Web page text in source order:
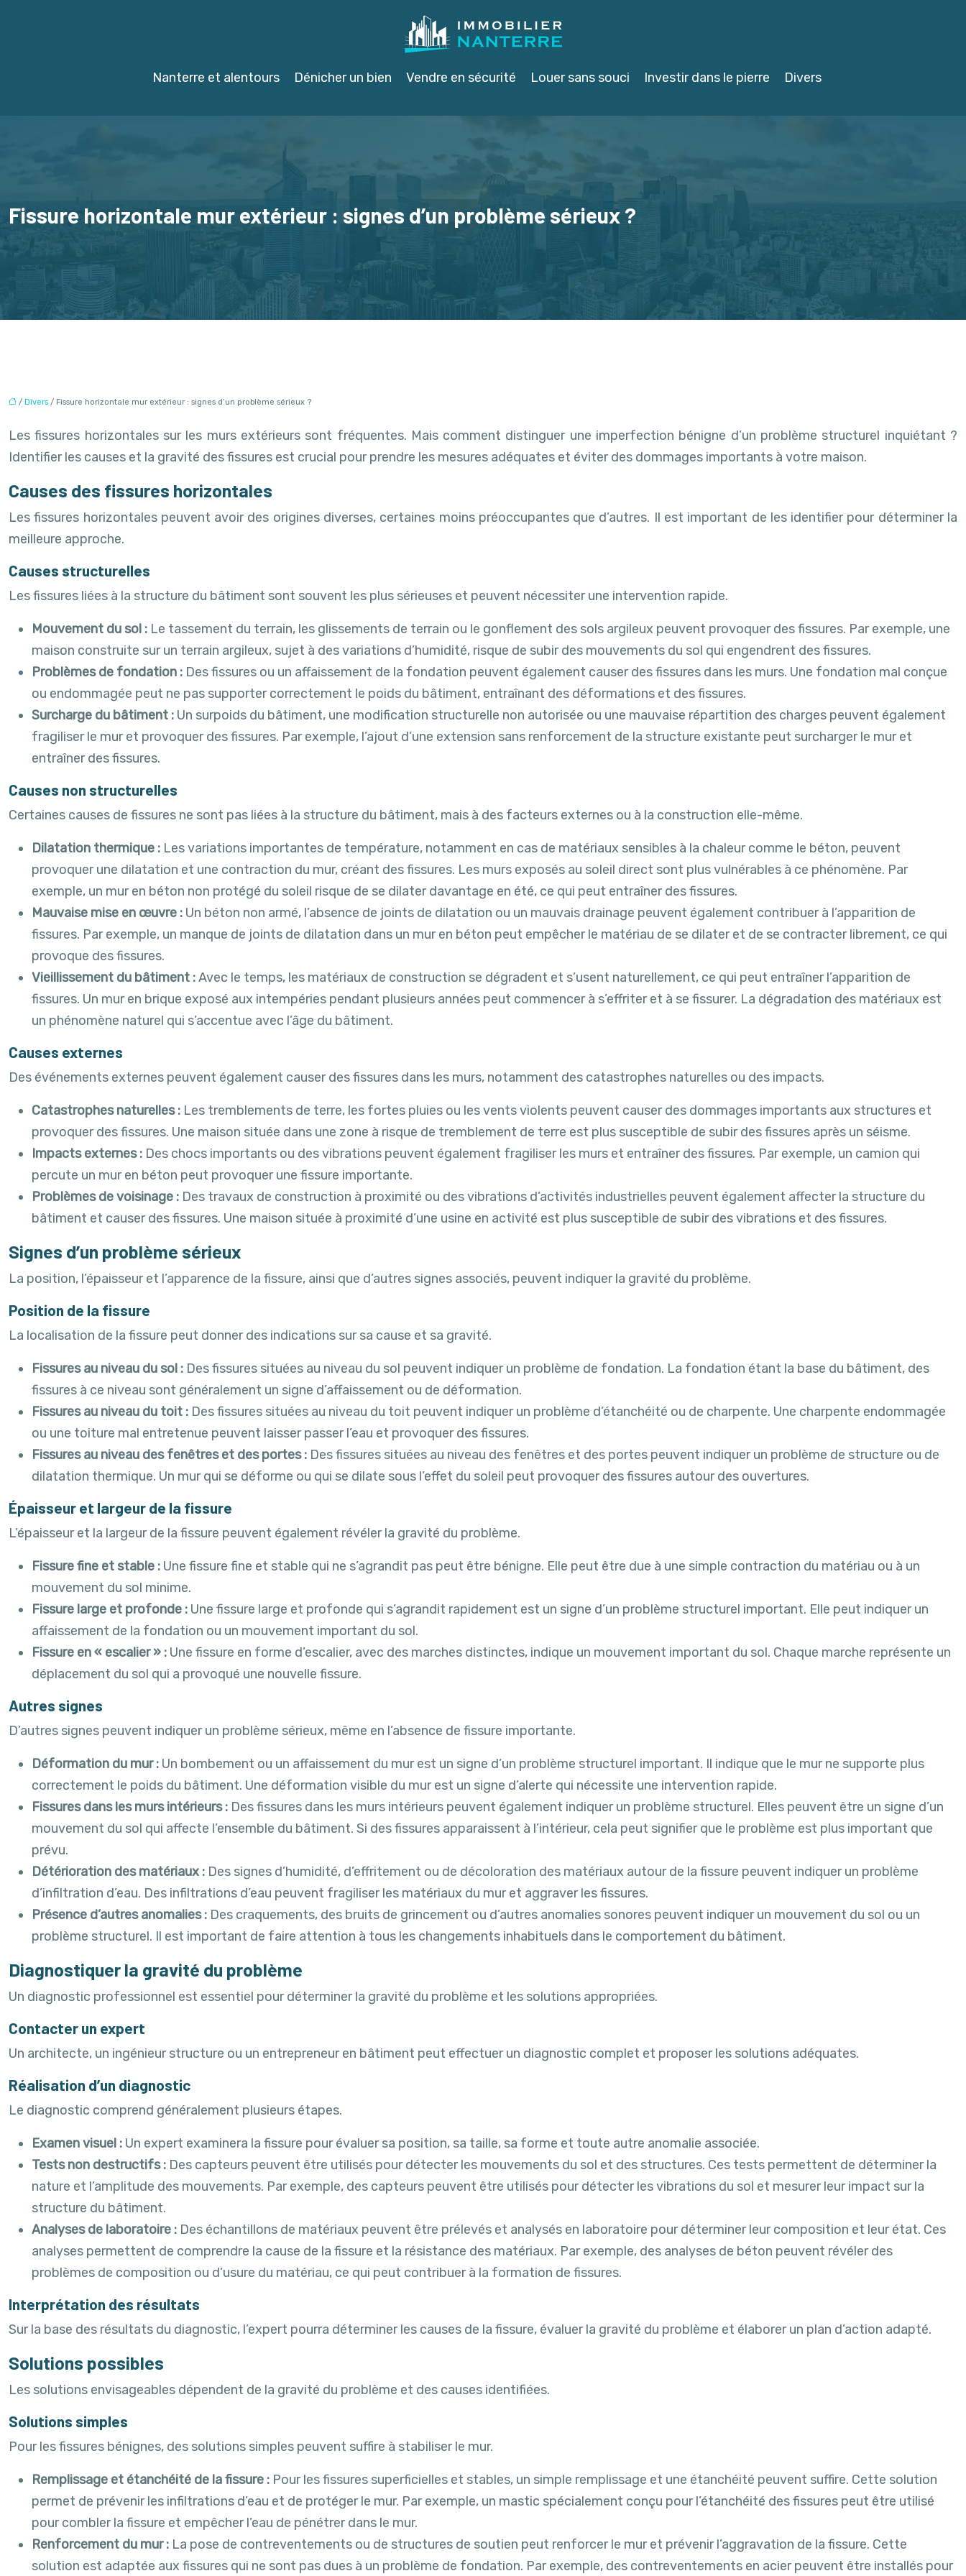
Nanterre et alentours Dénicher un bien Vendre en sécurité Louer sans souci Investir dans le pierre Divers
Fissure horizontale mur extérieur : signes d’un problème sérieux ?
/ Divers / Fissure horizontale mur extérieur : signes d’un problème sérieux ?
Les fissures horizontales sur les murs extérieurs sont fréquentes. Mais comment distinguer une imperfection bénigne d’un problème structurel inquiétant ?
Identifier les causes et la gravité des fissures est crucial pour prendre les mesures adéquates et éviter des dommages importants à votre maison.
Causes des fissures horizontales
Les fissures horizontales peuvent avoir des origines diverses, certaines moins préoccupantes que d’autres. Il est important de les identifier pour déterminer la
meilleure approche.
Causes structurelles
Les fissures liées à la structure du bâtiment sont souvent les plus sérieuses et peuvent nécessiter une intervention rapide.
Mouvement du sol : Le tassement du terrain, les glissements de terrain ou le gonflement des sols argileux peuvent provoquer des fissures. Par exemple, une
maison construite sur un terrain argileux, sujet à des variations d’humidité, risque de subir des mouvements du sol qui engendrent des fissures.
Problèmes de fondation : Des fissures ou un affaissement de la fondation peuvent également causer des fissures dans les murs. Une fondation mal conçue
ou endommagée peut ne pas supporter correctement le poids du bâtiment, entraînant des déformations et des fissures.
Surcharge du bâtiment : Un surpoids du bâtiment, une modification structurelle non autorisée ou une mauvaise répartition des charges peuvent également
fragiliser le mur et provoquer des fissures. Par exemple, l’ajout d’une extension sans renforcement de la structure existante peut surcharger le mur et
entraîner des fissures.
Causes non structurelles
Certaines causes de fissures ne sont pas liées à la structure du bâtiment, mais à des facteurs externes ou à la construction elle-même.
Dilatation thermique : Les variations importantes de température, notamment en cas de matériaux sensibles à la chaleur comme le béton, peuvent
provoquer une dilatation et une contraction du mur, créant des fissures. Les murs exposés au soleil direct sont plus vulnérables à ce phénomène. Par
exemple, un mur en béton non protégé du soleil risque de se dilater davantage en été, ce qui peut entraîner des fissures.
Mauvaise mise en œuvre : Un béton non armé, l’absence de joints de dilatation ou un mauvais drainage peuvent également contribuer à l’apparition de
fissures. Par exemple, un manque de joints de dilatation dans un mur en béton peut empêcher le matériau de se dilater et de se contracter librement, ce qui
provoque des fissures.
Vieillissement du bâtiment :Avec le temps, les matériaux de construction se dégradent et s’usent naturellement, ce qui peut entraîner l’apparition de
fissures. Un mur en brique exposé aux intempéries pendant plusieurs années peut commencer à s’effriter et à se fissurer. La dégradation des matériaux est
un phénomène naturel qui s’accentue avec l’âge du bâtiment.
Causes externes
Des événements externes peuvent également causer des fissures dans les murs, notamment des catastrophes naturelles ou des impacts.
Catastrophes naturelles : Les tremblements de terre, les fortes pluies ou les vents violents peuvent causer des dommages importants aux structures et
provoquer des fissures. Une maison située dans une zone à risque de tremblement de terre est plus susceptible de subir des fissures après un séisme.
Impacts externes : Des chocs importants ou des vibrations peuvent également fragiliser les murs et entraîner des fissures. Par exemple, un camion qui
percute un mur en béton peut provoquer une fissure importante.
Problèmes de voisinage : Des travaux de construction à proximité ou des vibrations d’activités industrielles peuvent également affecter la structure du
bâtiment et causer des fissures. Une maison située à proximité d’une usine en activité est plus susceptible de subir des vibrations et des fissures.
Signes d’un problème sérieux
La position, l’épaisseur et l’apparence de la fissure, ainsi que d’autres signes associés, peuvent indiquer la gravité du problème.
Position de la fissure
La localisation de la fissure peut donner des indications sur sa cause et sa gravité.
Fissures au niveau du sol : Des fissures situées au niveau du sol peuvent indiquer un problème de fondation. La fondation étant la base du bâtiment, des
fissures à ce niveau sont généralement un signe d’affaissement ou de déformation.
Fissures au niveau du toit : Des fissures situées au niveau du toit peuvent indiquer un problème d’étanchéité ou de charpente. Une charpente endommagée
ou une toiture mal entretenue peuvent laisser passer l’eau et provoquer des fissures.
Fissures au niveau des fenêtres et des portes : Des fissures situées au niveau des fenêtres et des portes peuvent indiquer un problème de structure ou de
dilatation thermique. Un mur qui se déforme ou qui se dilate sous l’effet du soleil peut provoquer des fissures autour des ouvertures.
Épaisseur et largeur de la fissure
L’épaisseur et la largeur de la fissure peuvent également révéler la gravité du problème.
Fissure fine et stable : Une fissure fine et stable qui ne s’agrandit pas peut être bénigne. Elle peut être due à une simple contraction du matériau ou à un
mouvement du sol minime.
Fissure large et profonde : Une fissure large et profonde qui s’agrandit rapidement est un signe d’un problème structurel important. Elle peut indiquer un
affaissement de la fondation ou un mouvement important du sol.
Fissure en « escalier » : Une fissure en forme d’escalier, avec des marches distinctes, indique un mouvement important du sol. Chaque marche représente un
déplacement du sol qui a provoqué une nouvelle fissure.
Autres signes
D’autres signes peuvent indiquer un problème sérieux, même en l’absence de fissure importante.
Déformation du mur : Un bombement ou un affaissement du mur est un signe d’un problème structurel important. Il indique que le mur ne supporte plus
correctement le poids du bâtiment. Une déformation visible du mur est un signe d’alerte qui nécessite une intervention rapide.
Fissures dans les murs intérieurs : Des fissures dans les murs intérieurs peuvent également indiquer un problème structurel. Elles peuvent être un signe d’un
mouvement du sol qui affecte l’ensemble du bâtiment. Si des fissures apparaissent à l’intérieur, cela peut signifier que le problème est plus important que
prévu.
Détérioration des matériaux : Des signes d’humidité, d’effritement ou de décoloration des matériaux autour de la fissure peuvent indiquer un problème
d’infiltration d’eau. Des infiltrations d’eau peuvent fragiliser les matériaux du mur et aggraver les fissures.
Présence d’autres anomalies : Des craquements, des bruits de grincement ou d’autres anomalies sonores peuvent indiquer un mouvement du sol ou un
problème structurel. Il est important de faire attention à tous les changements inhabituels dans le comportement du bâtiment.
Diagnostiquer la gravité du problème
Un diagnostic professionnel est essentiel pour déterminer la gravité du problème et les solutions appropriées.
Contacter un expert
Un architecte, un ingénieur structure ou un entrepreneur en bâtiment peut effectuer un diagnostic complet et proposer les solutions adéquates.
Réalisation d’un diagnostic
Le diagnostic comprend généralement plusieurs étapes.
Examen visuel : Un expert examinera la fissure pour évaluer sa position, sa taille, sa forme et toute autre anomalie associée.
Tests non destructifs : Des capteurs peuvent être utilisés pour détecter les mouvements du sol et des structures. Ces tests permettent de déterminer la
nature et l’amplitude des mouvements. Par exemple, des capteurs peuvent être utilisés pour détecter les vibrations du sol et mesurer leur impact sur la
structure du bâtiment.
Analyses de laboratoire : Des échantillons de matériaux peuvent être prélevés et analysés en laboratoire pour déterminer leur composition et leur état. Ces
analyses permettent de comprendre la cause de la fissure et la résistance des matériaux. Par exemple, des analyses de béton peuvent révéler des
problèmes de composition ou d’usure du matériau, ce qui peut contribuer à la formation de fissures.
Interprétation des résultats
Sur la base des résultats du diagnostic, l’expert pourra déterminer les causes de la fissure, évaluer la gravité du problème et élaborer un plan d’action adapté.
Solutions possibles
Les solutions envisageables dépendent de la gravité du problème et des causes identifiées.
Solutions simples
Pour les fissures bénignes, des solutions simples peuvent suffire à stabiliser le mur.
Remplissage et étanchéité de la fissure : Pour les fissures superficielles et stables, un simple remplissage et une étanchéité peuvent suffire. Cette solution
permet de prévenir les infiltrations d’eau et de protéger le mur. Par exemple, un mastic spécialement conçu pour l’étanchéité des fissures peut être utilisé
pour combler la fissure et empêcher l’eau de pénétrer dans le mur.
Renforcement du mur : La pose de contreventements ou de structures de soutien peut renforcer le mur et prévenir l’aggravation de la fissure. Cette
solution est adaptée aux fissures qui ne sont pas dues à un problème de fondation. Par exemple, des contreventements en acier peuvent être installés pour